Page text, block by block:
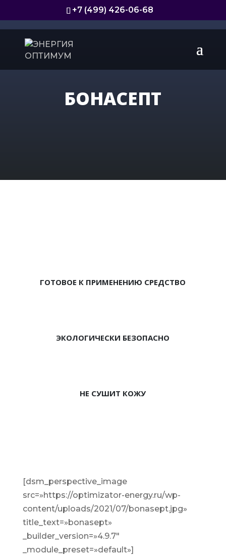
+7 (499) 426-06-68
БОНАСЕПТ
ГОТОВОЕ К ПРИМЕНЕНИЮ СРЕДСТВО
ЭКОЛОГИЧЕСКИ БЕЗОПАСНО
НЕ СУШИТ КОЖУ
[dsm_perspective_image
src=»https://optimizator-energy.ru/wp-
content/uploads/2021/07/bonasept.jpg»
title_text=»bonasept»
_builder_version=»4.9.7″
_module_preset=»default»]